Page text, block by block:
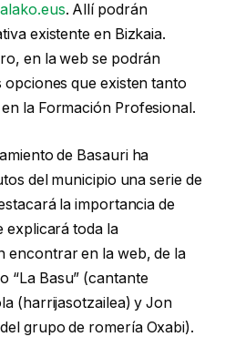
. Allí podrán
existente en Bizkaia.
en la web se podrán
que existen tanto
la Formación Profesional.
de Basauri ha
del municipio una serie de
la importancia de
explicará toda la
encontrar en la web, de la
“La Basu” (cantante
(harrijasotzailea) y Jon
grupo de romería Oxabi).